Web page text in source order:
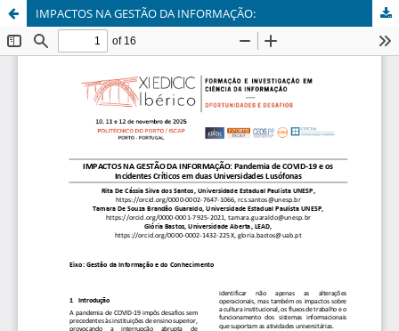
IMPACTOS NA GESTÃO DA INFORMAÇÃO: